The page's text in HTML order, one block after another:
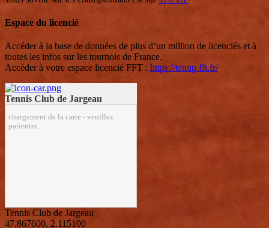
Espace du licencié
Accéder à la base de données de plus d’un million de licenciés et à
toutes les infos sur les tournois de France.
Accéder à votre espace licencié FFT : https://tenup.fft.fr/
Tennis Club de Jargeau
chargement de la carte - veuillez
patienter...
Tennis Club de Jargeau
47.867600, 2.115100